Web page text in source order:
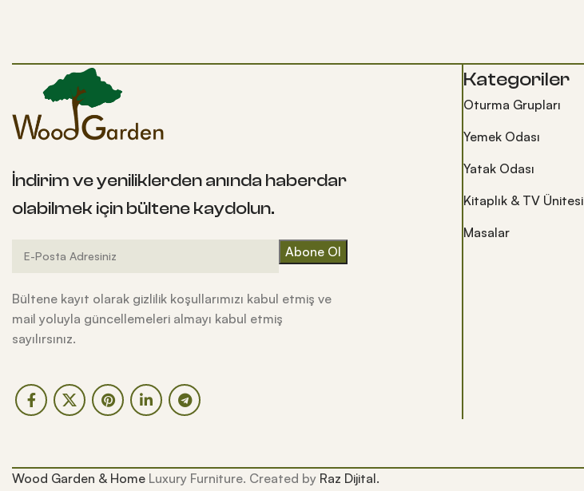
İndirim ve yeniliklerden anında haberdar
olabilmek için bültene kaydolun.
Bültene kayıt olarak gizlilik koşullarımızı kabul etmiş ve
mail yoluyla güncellemeleri almayı kabul etmiş
sayılırsınız.
Kategoriler
Oturma Grupları
Yemek Odası
Yatak Odası
Kitaplık & TV Ünitesi
Masalar
Wood Garden & Home Luxury Furniture. Created by Raz Dijital.